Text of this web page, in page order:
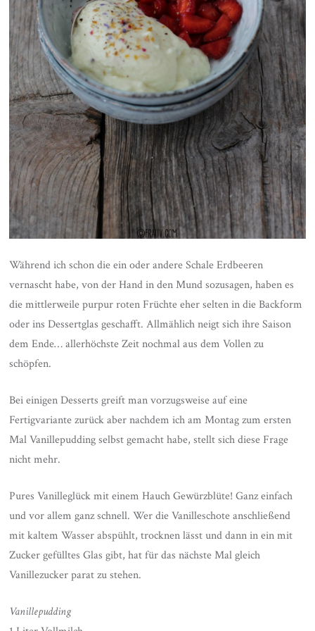
Während ich schon die ein oder andere Schale Erdbeeren
vernascht habe, von der Hand in den Mund sozusagen, haben es
die mittlerweile purpur roten Früchte eher selten in die Backform
oder ins Dessertglas geschafft. Allmählich neigt sich ihre Saison
dem Ende… allerhöchste Zeit nochmal aus dem Vollen zu
schöpfen.
Bei einigen Desserts greift man vorzugsweise auf eine
Fertigvariante zurück aber nachdem ich am Montag zum ersten
Mal Vanillepudding selbst gemacht habe, stellt sich diese Frage
nicht mehr.
Pures Vanilleglück mit einem Hauch Gewürzblüte! Ganz einfach
und vor allem ganz schnell. Wer die Vanilleschote anschließend
mit kaltem Wasser abspühlt, trocknen lässt und dann in ein mit
Zucker gefülltes Glas gibt, hat für das nächste Mal gleich
Vanillezucker parat zu stehen.
Vanillepudding